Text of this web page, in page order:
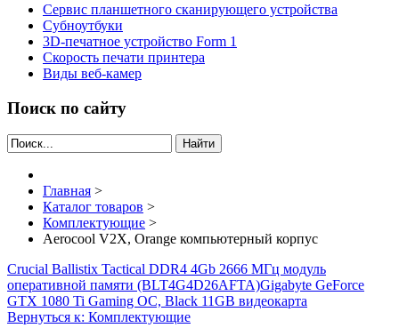
Сервис планшетного сканирующего устройства
Субноутбуки
3D-печатное устройство Form 1
Скорость печати принтера
Виды веб-камер
Поиск по сайту
Найти
Главная >
Каталог товаров >
Комплектующие >
Aerocool V2X, Orange компьютерный корпус
Crucial Ballistix Tactical DDR4 4Gb 2666 МГц модуль
оперативной памяти (BLT4G4D26AFTA)Gigabyte GeForce
GTX 1080 Ti Gaming OC, Black 11GB видеокарта
Вернуться к: Комплектующие